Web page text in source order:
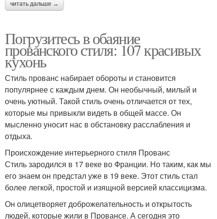
читать дальше →
Погрузитесь в обаяние
прованского стиля: 107 красивых
кухонь
Стиль прованс набирает обороты и становится
популярнее с каждым днем. Он необычный, милый и
очень уютный. Такой стиль очень отличается от тех,
которые мы привыкли видеть в общей массе. Он
мысленно уносит нас в обстановку расслабления и
отдыха.
Происхождение интерьерного стиля Прованс
Стиль зародился в 17 веке во Франции. Но таким, как мы
его знаем он предстал уже в 19 веке. Этот стиль стал
более легкой, простой и изящной версией классицизма.
Он олицетворяет доброжелательность и открытость
людей, которые жили в Провансе. А сегодня это